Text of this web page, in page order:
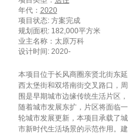
年代： 2020
项目状态: 方案完成
规划面积: 182,000平方米
业主名称：太原万科
设计时间: 2020-
本项目位于长风商圈亲贤北街东延
西太堡街和双塔南街交叉路口，周
围是早期城市边缘传统生活片区，
随着城市发展东扩，片区将面临一
轮城市发展更新，本项目承载了城
市新时代生活场景的示范作用。建